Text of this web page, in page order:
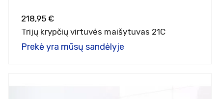
218,95 €
Trijų krypčių virtuvės maišytuvas 21C
Prekė yra mūsų sandėlyje